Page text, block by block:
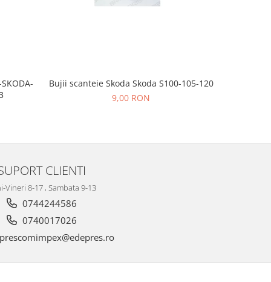
Bujii scanteie Skoda Skoda S100-105-120
9,00 RON
CLIENTI
Vineri 8-17 , Sambata 9-13
0744244586
0740017026